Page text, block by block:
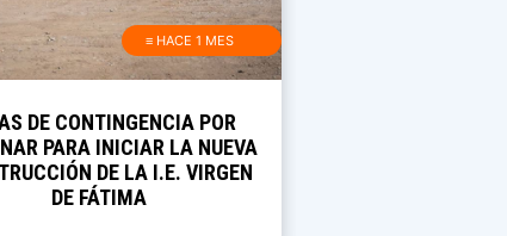
≡ HACE 1 MES
DE CONTINGENCIA POR
PARA INICIAR LA NUEVA
DE LA I.E. VIRGEN
DE FÁTIMA